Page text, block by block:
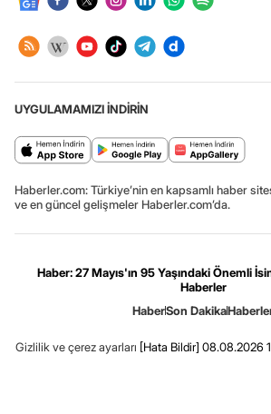
UYGULAMAMIZI İNDİRİN
Haberler.com: Türkiye’nin en kapsamlı haber
ve en güncel gelişmeler Haberler.com’da.
Haber: 27 Mayıs'ın 95 Yaşındaki Önemli
Haberler
HaberSon Dakika
Gizlilik ve çerez ayarları [Hata Bildir] 08.08.2026